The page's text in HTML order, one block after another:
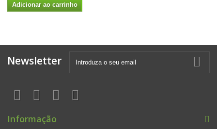
Adicionar ao carrinho
Newsletter
Informação